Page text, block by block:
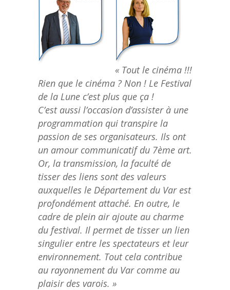
« Tout le cinéma !!!
Rien que le cinéma ? Non ! Le Festival
de la Lune c’est plus que ça !
C’est aussi l’occasion d’assister à une
programmation qui transpire la
passion de ses organisateurs. Ils ont
un amour communicatif du 7ème art.
Or, la transmission, la faculté de
tisser des liens sont des valeurs
auxquelles le Département du Var est
profondément attaché. En outre, le
cadre de plein air ajoute au charme
du festival. Il permet de tisser un lien
singulier entre les spectateurs et leur
environnement. Tout cela contribue
au rayonnement du Var comme au
plaisir des varois. »